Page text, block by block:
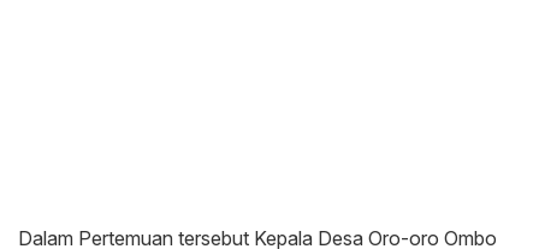
Dalam Pertemuan tersebut Kepala Desa Oro-oro Ombo